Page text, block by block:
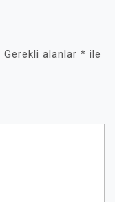
Gerekli alanlar * ile